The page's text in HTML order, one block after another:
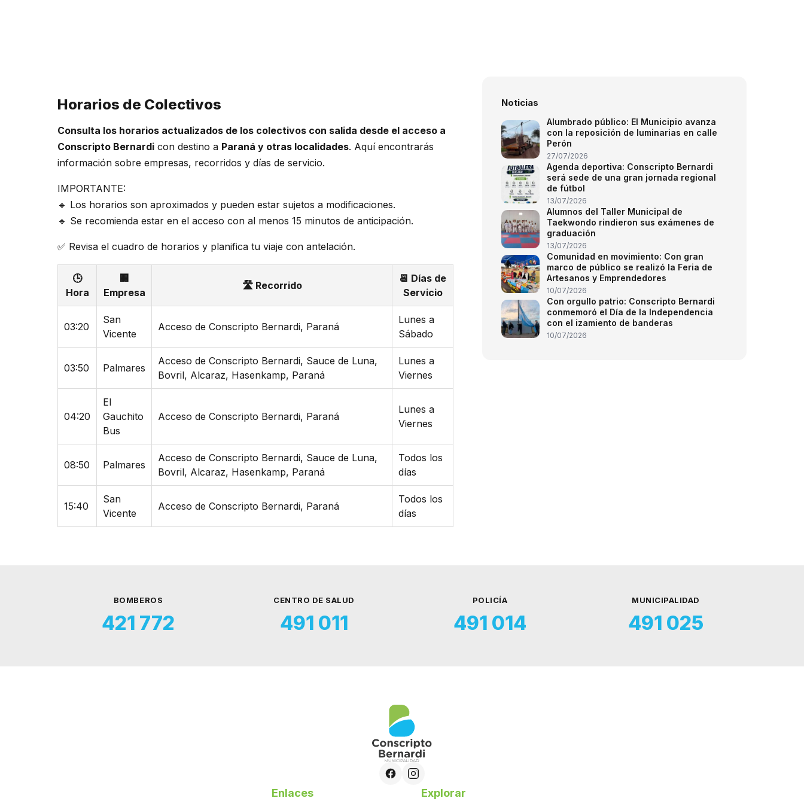
Horarios de Colectivos
Consulta los horarios actualizados de los colectivos con salida desde el acceso a
Conscripto Bernardi con destino a Paraná y otras localidades. Aquí encontrarás
información sobre empresas, recorridos y días de servicio.
IMPORTANTE:
🔹 Los horarios son aproximados y pueden estar sujetos a modificaciones.
🔹 Se recomienda estar en el acceso con al menos 15 minutos de anticipación.
✅ Revisa el cuadro de horarios y planifica tu viaje con antelación.
🕒
Hora
🏢
Empresa
🛣 Recorrido
📆 Días de
Servicio
03:20
San
Vicente
Acceso de Conscripto Bernardi, Paraná
Lunes a
Sábado
03:50 Palmares
Acceso de Conscripto Bernardi, Sauce de Luna,
Bovril, Alcaraz, Hasenkamp, Paraná
Lunes a
Viernes
04:20
El
Gauchito
Bus
Acceso de Conscripto Bernardi, Paraná
Lunes a
Viernes
08:50 Palmares
Acceso de Conscripto Bernardi, Sauce de Luna,
Bovril, Alcaraz, Hasenkamp, Paraná
Todos los
días
15:40
San
Vicente
Acceso de Conscripto Bernardi, Paraná
Todos los
días
Noticias
Alumbrado público: El Municipio avanza
con la reposición de luminarias en calle
Perón
27/07/2026
Agenda deportiva: Conscripto Bernardi
será sede de una gran jornada regional
de fútbol
13/07/2026
Alumnos del Taller Municipal de
Taekwondo rindieron sus exámenes de
graduación
13/07/2026
Comunidad en movimiento: Con gran
marco de público se realizó la Feria de
Artesanos y Emprendedores
10/07/2026
Con orgullo patrio: Conscripto Bernardi
conmemoró el Día de la Independencia
con el izamiento de banderas
10/07/2026
BOMBEROS
421 772
CENTRO DE SALUD
491 011
POLICÍA
491 014
MUNICIPALIDAD
491 025
Enlaces Explorar